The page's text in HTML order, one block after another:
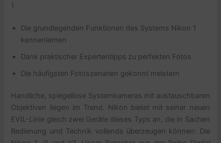
1
Die grundlegenden Funktionen des Systems Nikon 1
kennenlernen
Dank praktischer Expertentipps zu perfekten Fotos
Die häufigsten Fotoszenarien gekonnt meistern
Handliche, spiegellose Systemkameras mit austauschbaren
Objektiven liegen im Trend. Nikon bietet mit seiner neuen
EVIL-Linie gleich zwei Geräte dieses Typs an, die in Sachen
Bedienung und Technik vollends überzeugen können: Die